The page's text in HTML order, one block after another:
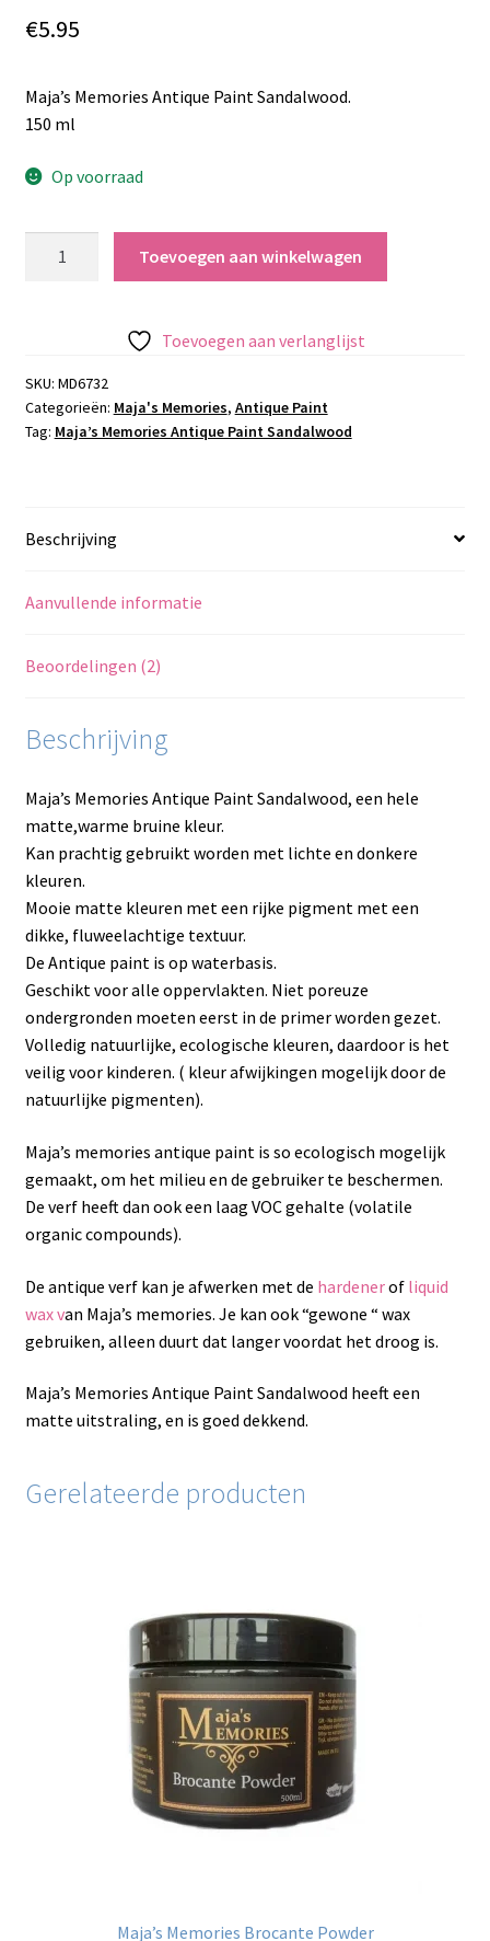
€5.95
Maja’s Memories Antique Paint Sandalwood.
150 ml
Op voorraad
aantal
Toevoegen aan winkelwagen
Toevoegen aan verlanglijst
SKU: MD6732
Categorieën: Maja's Memories, Antique Paint
Tag: Maja’s Memories Antique Paint Sandalwood
Beschrijving
Aanvullende informatie
Beoordelingen (2)
Beschrijving
Maja’s Memories Antique Paint Sandalwood, een hele
matte,warme bruine kleur.
Kan prachtig gebruikt worden met lichte en donkere
kleuren.
Mooie matte kleuren met een rijke pigment met een
dikke, fluweelachtige textuur.
De Antique paint is op waterbasis.
Geschikt voor alle oppervlakten. Niet poreuze
ondergronden moeten eerst in de primer worden gezet.
Volledig natuurlijke, ecologische kleuren, daardoor is het
veilig voor kinderen. ( kleur afwijkingen mogelijk door de
natuurlijke pigmenten).
Maja’s memories antique paint is so ecologisch mogelijk
gemaakt, om het milieu en de gebruiker te beschermen.
De verf heeft dan ook een laag VOC gehalte (volatile
organic compounds).
De antique verf kan je afwerken met de hardenerof liquid
wax van Maja’s memories. Je kan ook “gewone “ wax
gebruiken, alleen duurt dat langer voordat het droog is.
Maja’s Memories Antique Paint Sandalwood heeft een
matte uitstraling, en is goed dekkend.
Gerelateerde producten
Maja’s Memories Brocante Powder